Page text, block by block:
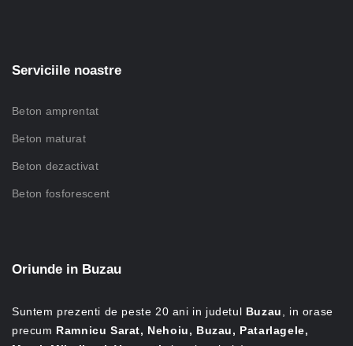
Serviciile noastre
Beton amprentat
Beton maturat
Beton dezactivat
Beton fosforescent
Oriunde in Buzau
Suntem prezenti de peste 20 ani in judetul Buzau
, in orase
precum Ramnicu Sarat, Nehoiu, Buzau, Patarlagele,